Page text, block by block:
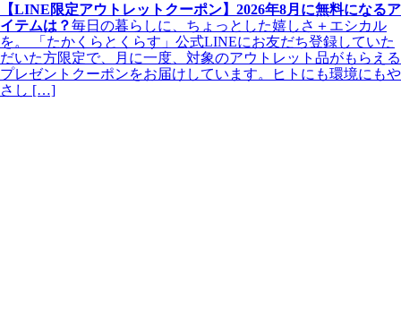
【LINE限定アウトレットクーポン】2026年8月に無料になるア
イテムは？毎日の暮らしに、ちょっとした嬉しさ＋エシカル
を。 「たかくらとくらす」公式LINEにお友だち登録していた
だいた方限定で、月に一度、対象のアウトレット品がもらえる
プレゼントクーポンをお届けしています。ヒトにも環境にもや
さし […]